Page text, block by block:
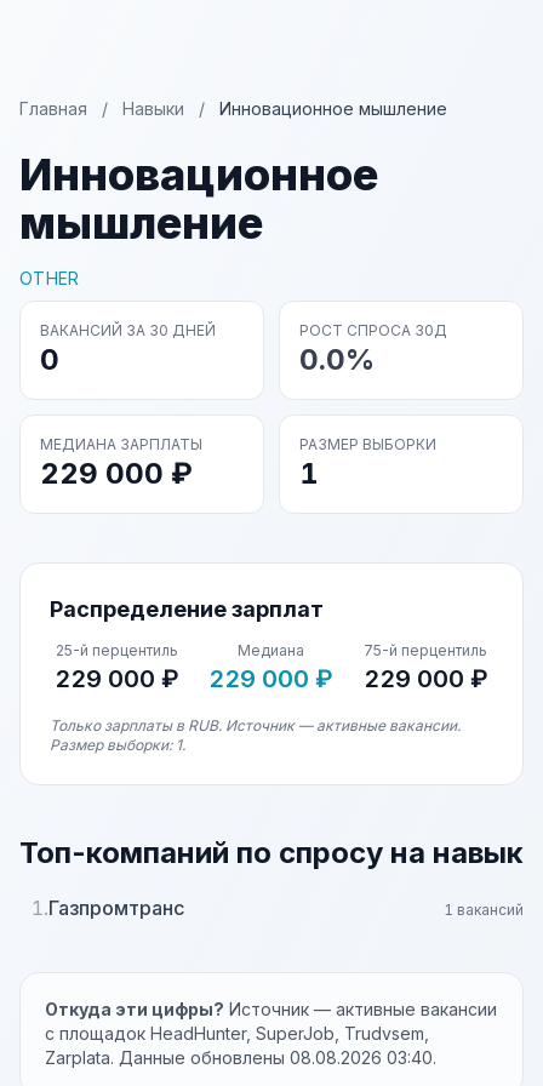
Главная / Навыки / Инновационное мышление
Инновационное
мышление
OTHER
ВАКАНСИЙ ЗА 30 ДНЕЙ
0
РОСТ СПРОСА 30Д
0.0%
МЕДИАНА ЗАРПЛАТЫ
229 000 ₽
РАЗМЕР ВЫБОРКИ
1
Распределение зарплат
25-й перцентиль
229 000 ₽
Медиана
229 000 ₽
75-й перцентиль
229 000 ₽
Только зарплаты в RUB. Источник — активные вакансии.
Размер выборки: 1.
Топ-компаний по спросу на навык
1.Газпромтранс 1 вакансий
Откуда эти цифры? Источник — активные вакансии
с площадок HeadHunter, SuperJob, Trudvsem,
Zarplata. Данные обновлены 08.08.2026 03:40.